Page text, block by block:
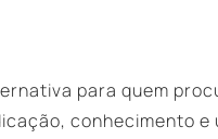
para quem
conhecimento e